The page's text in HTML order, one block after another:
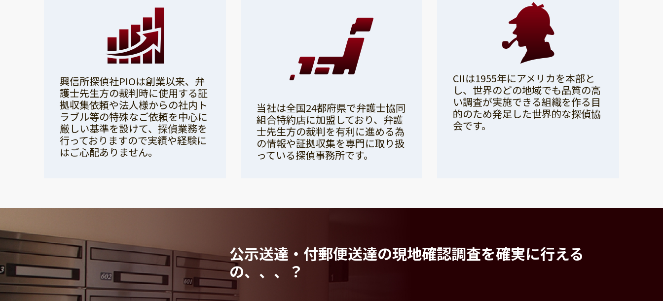
興信所探偵社PIOは創業以来、弁
護士先生方の裁判時に使用する証
拠収集依頼や法人様からの社内ト
ラブル等の特殊なご依頼を中心に
厳しい基準を設けて、探偵業務を
行っておりますので実績や経験に
はご心配ありません。
当社は全国24都府県で弁護士協同
組合特約店に加盟しており、弁護
士先生方の裁判を有利に進める為
の情報や証拠収集を専門に取り扱
っている探偵事務所です。
CIIは1955年にアメリカを本部と
し、世界のどの地域でも品質の高
い調査が実施できる組織を作る目
的のため発足した世界的な探偵協
会です。
公示送達・付郵便送達の現地確認調査を確実に行える
の、、、？